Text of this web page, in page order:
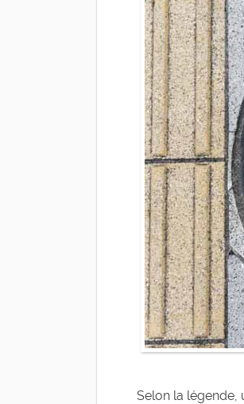
Selon la légende,